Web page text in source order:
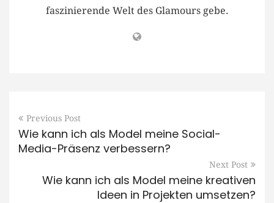
faszinierende Welt des Glamours gebe.
Previous Post
Wie kann ich als Model meine Social-
Media-Präsenz verbessern?
Next Post
Wie kann ich als Model meine kreativen
Ideen in Projekten umsetzen?